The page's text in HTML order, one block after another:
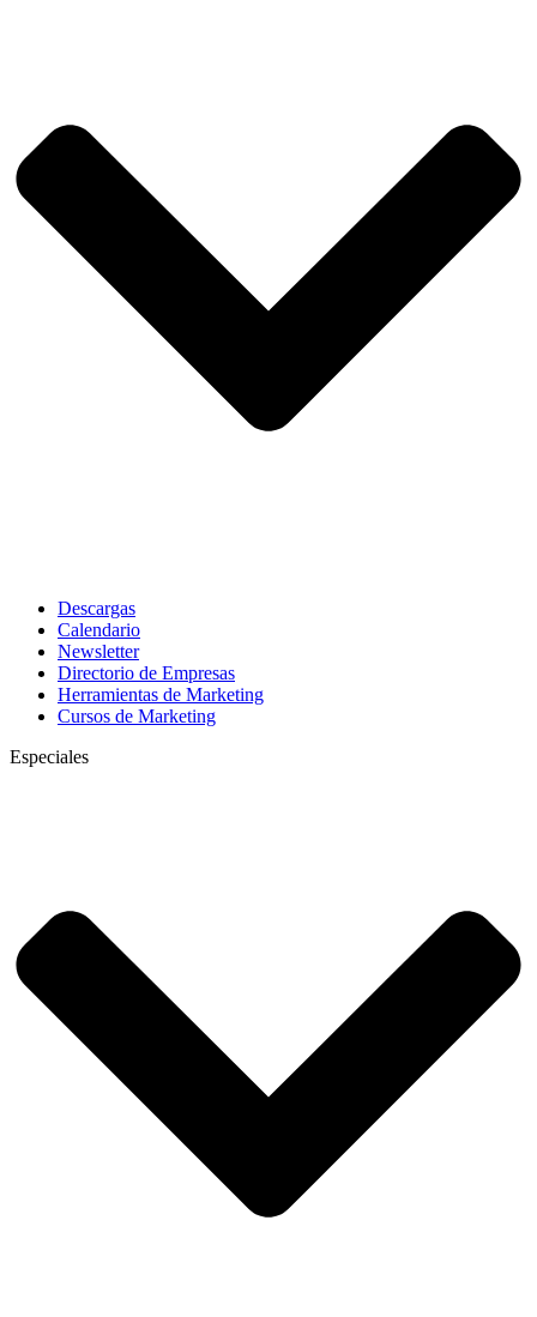
Descargas
Calendario
Newsletter
Directorio de Empresas
Herramientas de Marketing
Cursos de Marketing
Especiales